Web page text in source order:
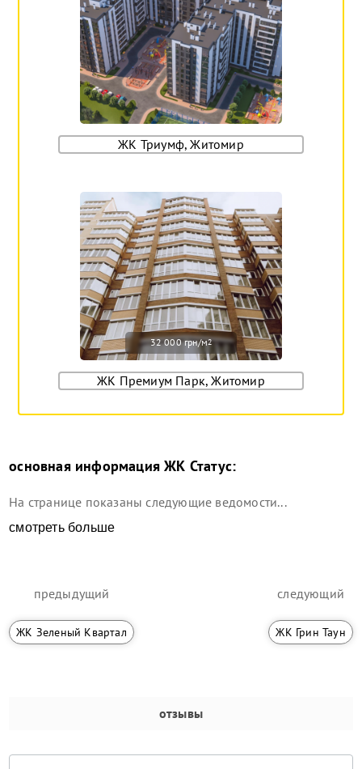
ЖК Триумф, Житомир
32 000 грн/м2
ЖК Премиум Парк, Житомир
основная информация ЖК Статус:
На странице показаны следующие ведомости...
смотреть больше
предыдущий
ЖК Зеленый Квартал
следующий
ЖК Грин Таун
отзывы